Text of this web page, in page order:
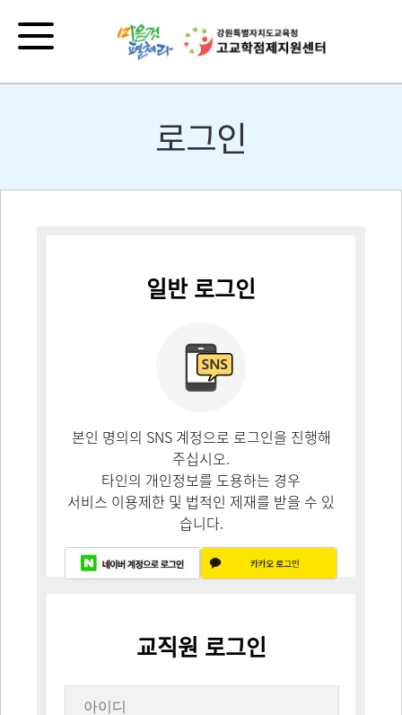
로그인
일반 로그인
본인 명의의 SNS 계정으로 로그인을 진행해
주십시오.
타인의 개인정보를 도용하는 경우
서비스 이용제한 및 법적인 제재를 받을 수 있
습니다.
교직원 로그인